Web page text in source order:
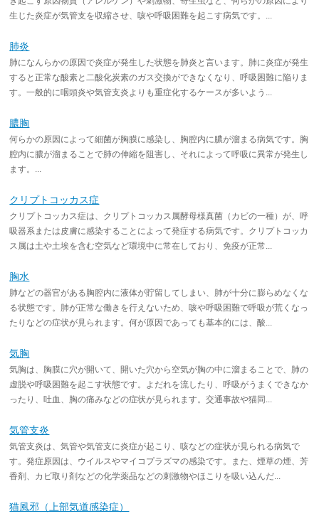
生じた炎症が気管支を収縮させ、咳や呼吸困難を起こす病気です。...
肺炎
肺になんらかの原因で炎症が発生した状態を肺炎と言います。肺に炎症が発生
すると正常な酸素と二酸化炭素のガス交換ができなくなり、呼吸困難に陥りま
す。一般的に咽頭炎や気管支炎よりも重症化するケースが多いよう...
膿胸
何らかの原因によって細菌が胸膜に感染し、胸腔内に膿が溜まる病気です。胸
腔内に膿が溜まることで肺の伸縮を阻害し、それによって呼吸に異常が発生し
ます。...
クリプトコッカス症
クリプトコッカス症は、クリプトコッカス属酵母様真菌（カビの一種）が、呼
吸器系または皮膚に感染することによって発症する病気です。クリプトコッカ
ス属は土や土埃を含む空気など環境中に常在しており、免疫が正常...
胸水
肺などの器官がある胸腔内に液体が貯留してしまい、肺が十分に膨らめなくな
る状態です。肺が正常な働きを行えないため、咳や呼吸困難で呼吸が荒くなっ
たりなどの症状が見られます。何が原因であっても基本的には、酸...
気胸
気胸は、胸膜に穴が開いて、開いた穴から空気が胸の中に溜まることで、肺の
虚脱や呼吸困難を起こす状態です。よだれを流したり、呼吸がうまくできなか
ったり、吐血、胸の痛みなどの症状が見られます。交通事故や猫同...
気管支炎
気管支炎は、気管や気管支に炎症が起こり、咳などの症状が見られる病気で
す。発症原因は、ウイルスやマイコプラズマの感染です。また、煙草の煙、芳
香剤、カビ取り剤などの化学薬品などの刺激物やほこりを吸い込んだ...
猫風邪（上部気道感染症）